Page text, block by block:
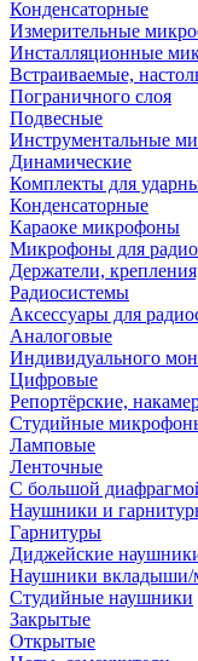
Конденсаторные
Измерительные
Инсталляционные
Встраиваемые,
Пограничного слоя
Подвесные
Инструментальные
Динамические
Комплекты для
Конденсаторные
Караоке микрофоны
Микрофоны для
Держатели,
Радиосистемы
Аксессуары для
Аналоговые
Индивидуального
Цифровые
Репортёрские,
Студийные
Ламповые
Ленточные
С большой
Наушники и
Гарнитуры
Диджейские
Наушники вкладыши/
Студийные наушники
Закрытые
Открытые